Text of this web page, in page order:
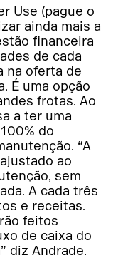
Use (pague o
ainda mais a
financeira
de cada
na oferta de
É uma opção
frotas. Ao
a ter uma
do
“A
ao
sem
A cada três
e receitas.
feitos
de caixa do
diz Andrade.